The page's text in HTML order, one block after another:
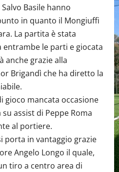
Basile hanno
in quanto il Mongiuffi
La partita è stata
le parti e giocata
anche grazie alla
Brigandì che ha diretto la
gioco mancata occasione
su assist di Peppe Roma
al portiere.
si porta in vantaggio grazie
Angelo Longo il quale,
tiro a centro area di